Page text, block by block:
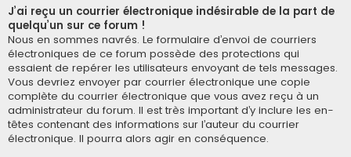
J’ai reçu un courrier électronique indésirable de la part de
quelqu’un sur ce forum !
Nous en sommes navrés. Le formulaire d’envoi de courriers
électroniques de ce forum possède des protections qui
essaient de repérer les utilisateurs envoyant de tels messages.
Vous devriez envoyer par courrier électronique une copie
complète du courrier électronique que vous avez reçu à un
administrateur du forum. Il est très important d’y inclure les en-
têtes contenant des informations sur l’auteur du courrier
électronique. Il pourra alors agir en conséquence.